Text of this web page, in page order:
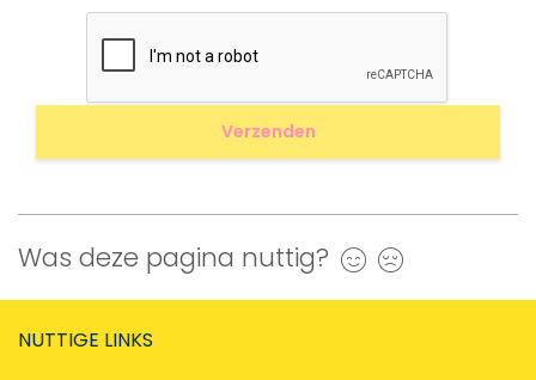
Was deze pagina nuttig? Ja
NUTTIGE LINKS